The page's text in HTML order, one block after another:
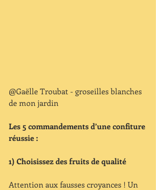
@Gaëlle Troubat - groseilles blanches
de mon jardin
Les 5 commandements d’une confiture
réussie :
1) Choisissez des fruits de qualité
Attention aux fausses croyances ! Un